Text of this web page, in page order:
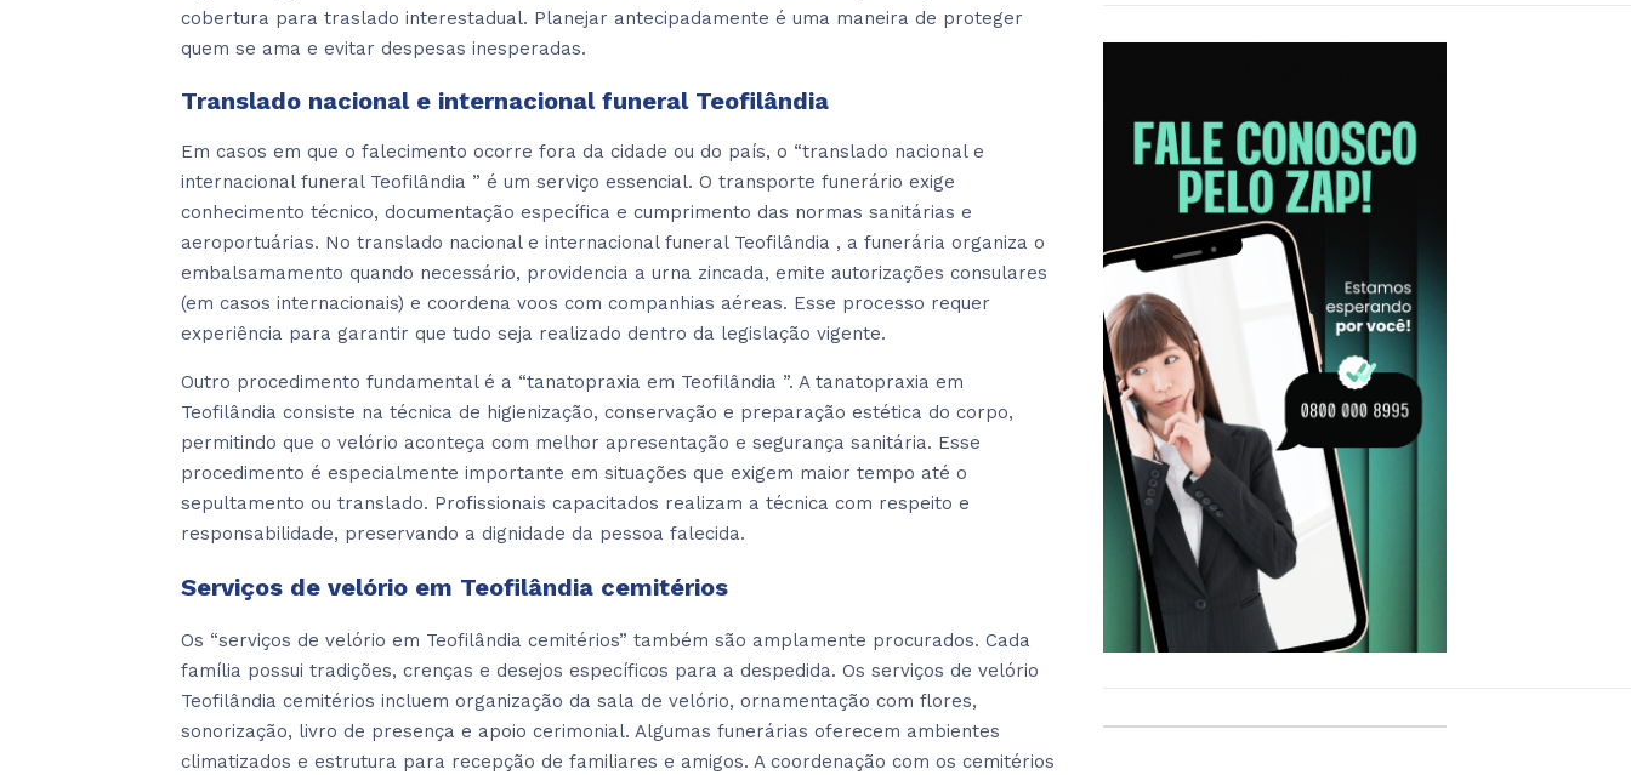
cobertura para traslado interestadual. Planejar antecipadamente é uma maneira de proteger
quem se ama e evitar despesas inesperadas.
Translado nacional e internacional funeral Teofilândia
Em casos em que o falecimento ocorre fora da cidade ou do país, o “translado nacional e
internacional funeral Teofilândia ” é um serviço essencial. O transporte funerário exige
conhecimento técnico, documentação específica e cumprimento das normas sanitárias e
aeroportuárias. No translado nacional e internacional funeral Teofilândia , a funerária organiza o
embalsamamento quando necessário, providencia a urna zincada, emite autorizações consulares
(em casos internacionais) e coordena voos com companhias aéreas. Esse processo requer
experiência para garantir que tudo seja realizado dentro da legislação vigente.
Outro procedimento fundamental é a “tanatopraxia em Teofilândia ”. A tanatopraxia em
Teofilândia consiste na técnica de higienização, conservação e preparação estética do corpo,
permitindo que o velório aconteça com melhor apresentação e segurança sanitária. Esse
procedimento é especialmente importante em situações que exigem maior tempo até o
sepultamento ou translado. Profissionais capacitados realizam a técnica com respeito e
responsabilidade, preservando a dignidade da pessoa falecida.
Serviços de velório em Teofilândia cemitérios
Os “serviços de velório em Teofilândia cemitérios” também são amplamente procurados. Cada
família possui tradições, crenças e desejos específicos para a despedida. Os serviços de velório
Teofilândia cemitérios incluem organização da sala de velório, ornamentação com flores,
sonorização, livro de presença e apoio cerimonial. Algumas funerárias oferecem ambientes
climatizados e estrutura para recepção de familiares e amigos. A coordenação com os cemitérios